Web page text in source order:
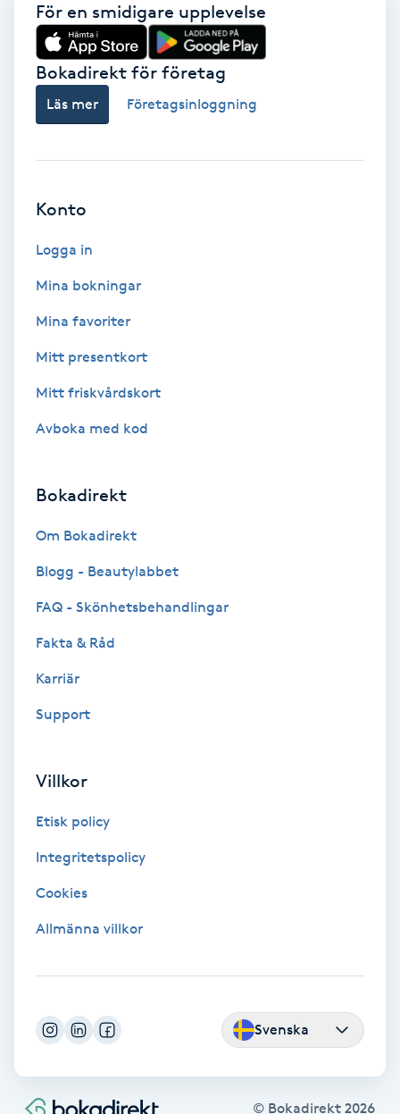
Brynplockning
Bröllopsuppsättning
Celluliter
Coachning
Cryoterapi
Damklippning
Dermapen
Diamantslipning
Extensions
Eyeliner-tatuering
Face framing
Faceliftmassage
Fettreducering
Fibromassage
Fillers
Fotmassage
För en smidigare upplevelse
Bokadirekt för företag
Läs mer Företagsinloggning
Konto
Logga in
Mina bokningar
Mina favoriter
Mitt presentkort
Mitt friskvårdskort
Avboka med kod
Bokadirekt
Om Bokadirekt
Blogg - Beautylabbet
FAQ - Skönhetsbehandlingar
Fakta & Råd
Karriär
Support
Villkor
Etisk policy
Integritetspolicy
Cookies
Allmänna villkor
Svenska
© Bokadirekt 2026